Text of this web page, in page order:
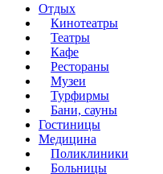
Отдых
Кинотеатры
Театры
Кафе
Рестораны
Музеи
Турфирмы
Бани, сауны
Гостиницы
Медицина
Поликлиники
Больницы